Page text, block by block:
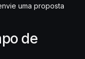
uma proposta
de